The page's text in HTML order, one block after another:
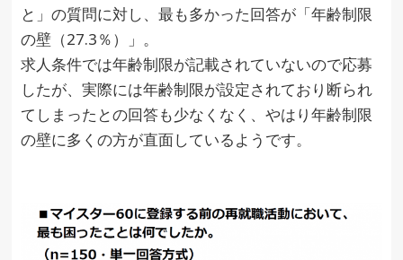
と」の質問に対し、最も多かった回答が「年齢制限
の壁（27.3％）」。
求人条件では年齢制限が記載されていないので応募
したが、実際には年齢制限が設定されており断られ
てしまったとの回答も少なくなく、やはり年齢制限
の壁に多くの方が直面しているようです。